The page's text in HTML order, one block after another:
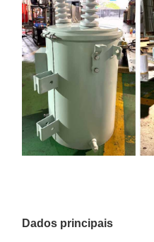
Dados principais